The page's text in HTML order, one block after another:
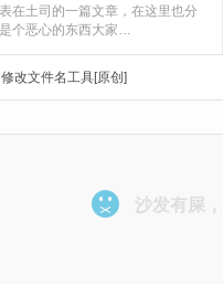
在土司的一篇文章，在这里也分
个恶心的东西大家…
改文件名工具[原创]
沙发有屎